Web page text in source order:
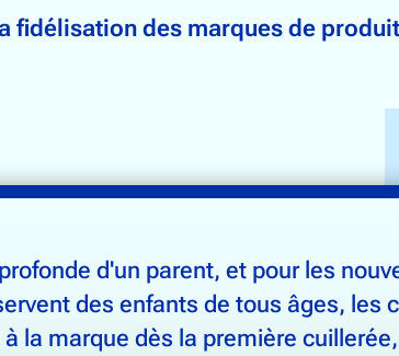
fidélisation des marques de
d'un parent, et pour les
des enfants de tous âges, les
la marque dès la première